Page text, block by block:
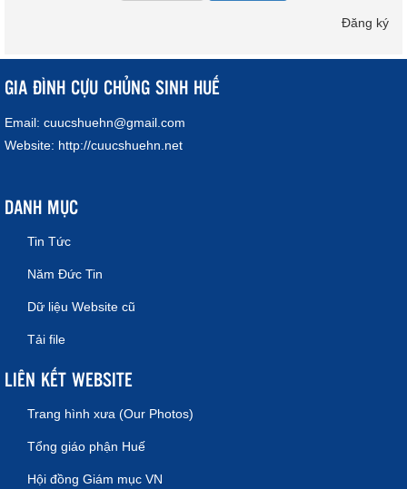
Đăng ký
GIA ĐÌNH CỰU CHỦNG SINH HUẾ
Email: cuucshuehn@gmail.com
Website: http://cuucshuehn.net
DANH MỤC
Tin Tức
Năm Đức Tin
Dữ liệu Website cũ
Tải file
LIÊN KẾT WEBSITE
Trang hình xưa (Our Photos)
Tổng giáo phận Huế
Hội đồng Giám mục VN